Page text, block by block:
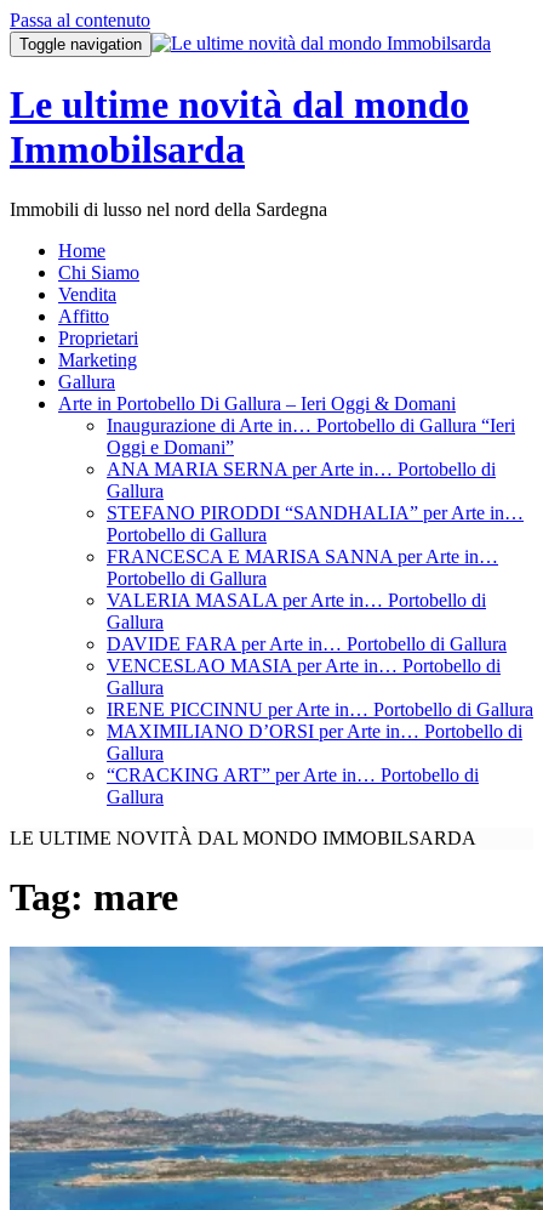
Passa al contenuto
Toggle navigation
Le ultime novità dal mondo
Immobilsarda
Immobili di lusso nel nord della Sardegna
Home
Chi Siamo
Vendita
Affitto
Proprietari
Marketing
Gallura
Arte in Portobello Di Gallura – Ieri Oggi & Domani
Inaugurazione di Arte in… Portobello di Gallura “Ieri
Oggi e Domani”
ANA MARIA SERNA per Arte in… Portobello di
Gallura
STEFANO PIRODDI “SANDHALIA” per Arte in…
Portobello di Gallura
FRANCESCA E MARISA SANNA per Arte in…
Portobello di Gallura
VALERIA MASALA per Arte in… Portobello di
Gallura
DAVIDE FARA per Arte in… Portobello di Gallura
VENCESLAO MASIA per Arte in… Portobello di
Gallura
IRENE PICCINNU per Arte in… Portobello di Gallura
MAXIMILIANO D’ORSI per Arte in… Portobello di
Gallura
“CRACKING ART” per Arte in… Portobello di
Gallura
LE ULTIME NOVITÀ DAL MONDO IMMOBILSARDA
Tag: mare